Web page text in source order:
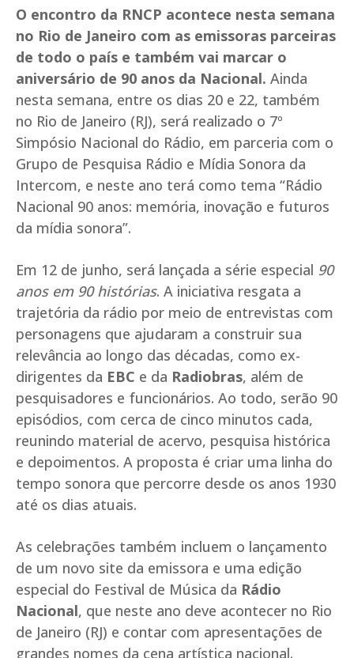
O encontro da RNCP acontece nesta semana
no Rio de Janeiro com as emissoras parceiras
de todo o país e também vai marcar o
aniversário de 90 anos da Nacional. Ainda
nesta semana, entre os dias 20 e 22, também
no Rio de Janeiro (RJ), será realizado o 7º
Simpósio Nacional do Rádio, em parceria com o
Grupo de Pesquisa Rádio e Mídia Sonora da
Intercom, e neste ano terá como tema “Rádio
Nacional 90 anos: memória, inovação e futuros
da mídia sonora”.
Em 12 de junho, será lançada a série especial 90
anos em 90 histórias. A iniciativa resgata a
trajetória da rádio por meio de entrevistas com
personagens que ajudaram a construir sua
relevância ao longo das décadas, como ex-
dirigentes da EBC e da Radiobras, além de
pesquisadores e funcionários. Ao todo, serão 90
episódios, com cerca de cinco minutos cada,
reunindo material de acervo, pesquisa histórica
e depoimentos. A proposta é criar uma linha do
tempo sonora que percorre desde os anos 1930
até os dias atuais.
As celebrações também incluem o lançamento
de um novo site da emissora e uma edição
especial do Festival de Música da Rádio
Nacional, que neste ano deve acontecer no Rio
de Janeiro (RJ) e contar com apresentações de
grandes nomes da cena artística nacional.